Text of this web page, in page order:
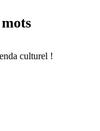
culturel !